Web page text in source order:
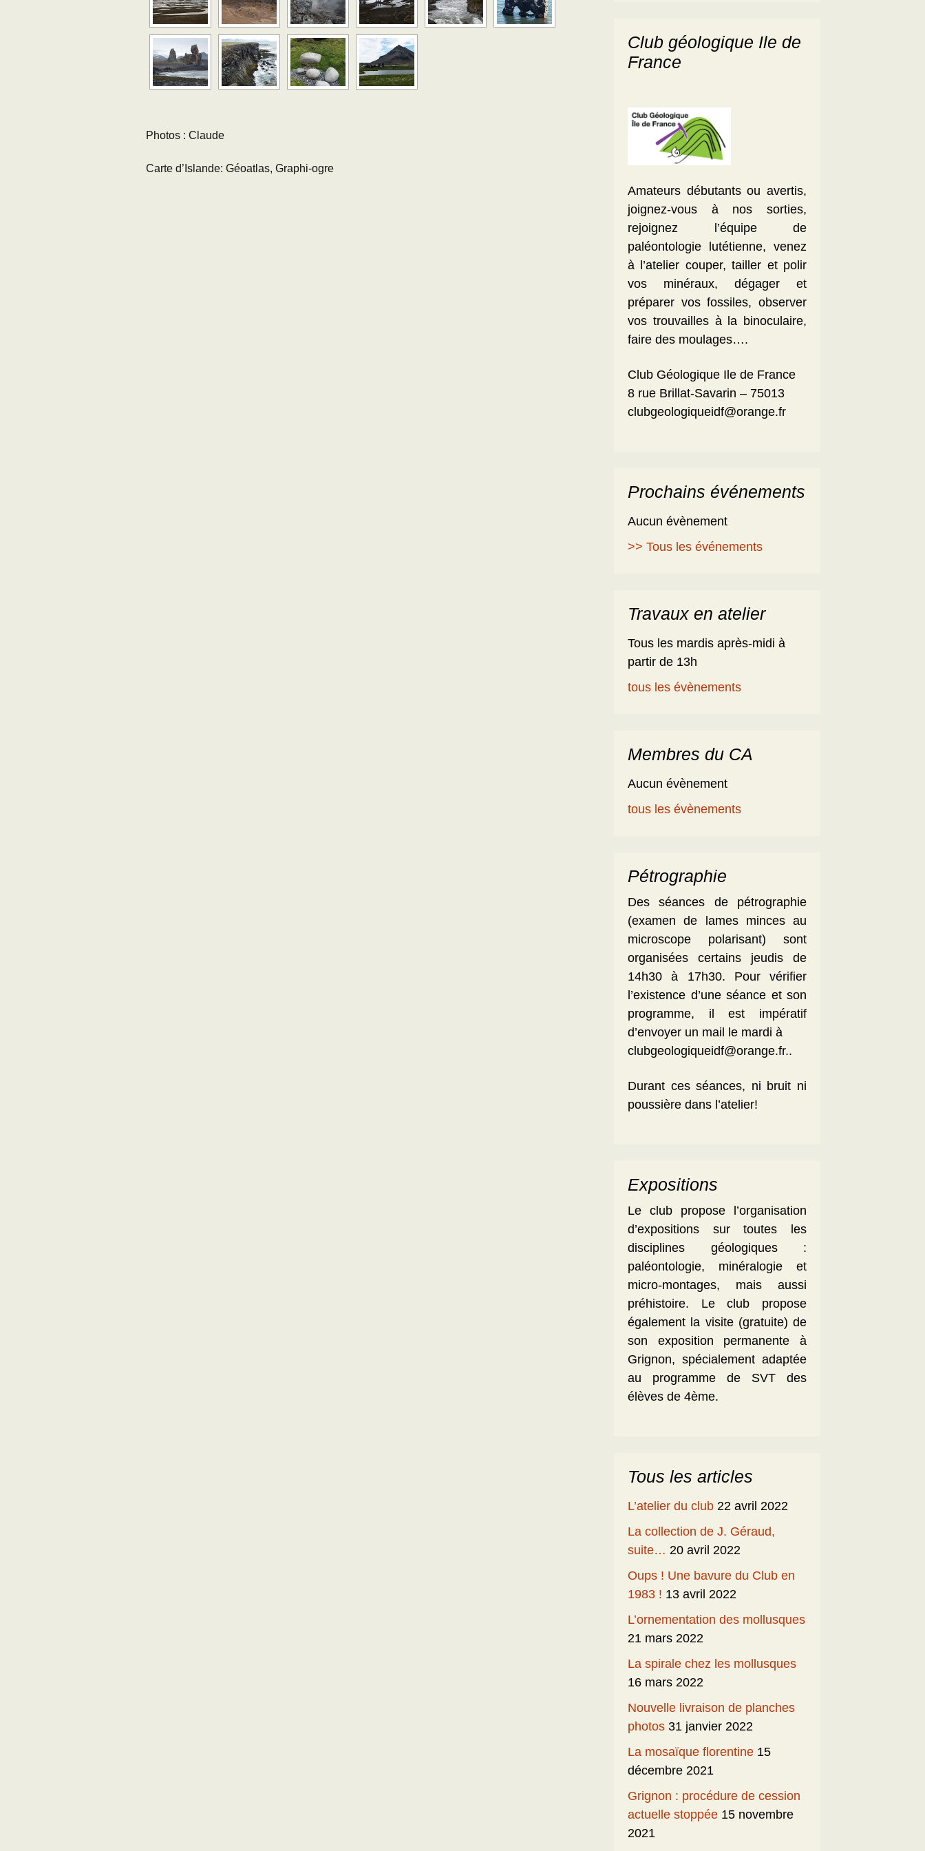
Photos : Claude
Carte d’Islande: Géoatlas, Graphi-ogre
Club géologique Ile de
France
Amateurs débutants ou avertis,
joignez-vous à nos sorties,
rejoignez l’équipe de
paléontologie lutétienne, venez
à l’atelier couper, tailler et polir
vos minéraux, dégager et
préparer vos fossiles, observer
vos trouvailles à la binoculaire,
faire des moulages….
Club Géologique Ile de France
8 rue Brillat-Savarin – 75013
clubgeologiqueidf@orange.fr
Prochains événements
Aucun évènement
>> Tous les événements
Travaux en atelier
Tous les mardis après-midi à
partir de 13h
tous les évènements
Membres du CA
Aucun évènement
tous les évènements
Pétrographie
Des séances de pétrographie
(examen de lames minces au
microscope polarisant) sont
organisées certains jeudis de
14h30 à 17h30. Pour vérifier
l’existence d’une séance et son
programme, il est impératif
d’envoyer un mail le mardi à
clubgeologiqueidf@orange.fr..
Durant ces séances, ni bruit ni
poussière dans l’atelier!
Expositions
Le club propose l’organisation
d’expositions sur toutes les
disciplines géologiques :
paléontologie, minéralogie et
micro-montages, mais aussi
préhistoire. Le club propose
également la visite (gratuite) de
son exposition permanente à
Grignon, spécialement adaptée
au programme de SVT des
élèves de 4ème.
Tous les articles
L’atelier du club 22 avril 2022
La collection de J. Géraud,
suite… 20 avril 2022
Oups ! Une bavure du Club en
1983 ! 13 avril 2022
L’ornementation des mollusques
21 mars 2022
La spirale chez les mollusques
16 mars 2022
Nouvelle livraison de planches
photos 31 janvier 2022
La mosaïque florentine 15
décembre 2021
Grignon : procédure de cession
actuelle stoppée 15 novembre
2021